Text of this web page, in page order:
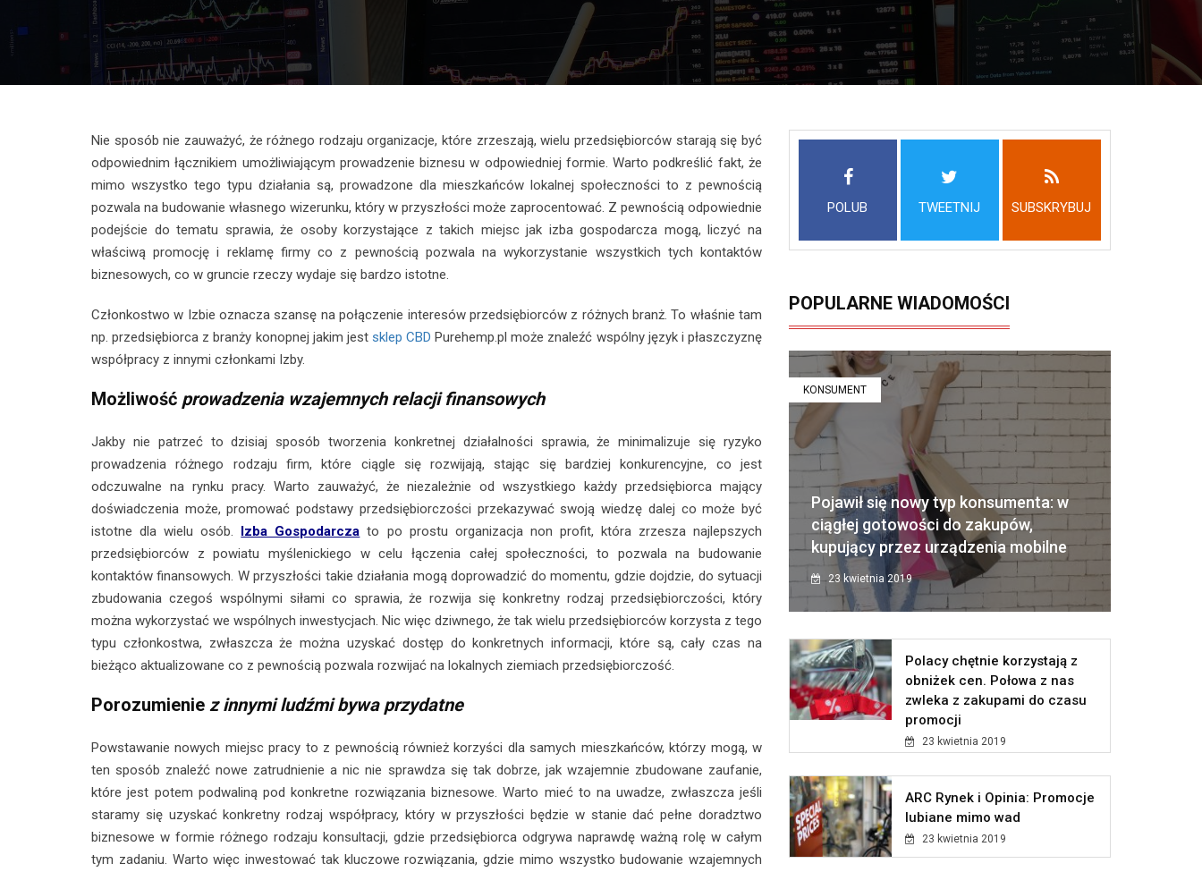
Nie sposób nie zauważyć, że różnego rodzaju organizacje, które zrzeszają, wielu przedsiębiorców starają się być
odpowiednim łącznikiem umożliwiającym prowadzenie biznesu w odpowiedniej formie. Warto podkreślić fakt, że
mimo wszystko tego typu działania są, prowadzone dla mieszkańców lokalnej społeczności to z pewnością
pozwala na budowanie własnego wizerunku, który w przyszłości może zaprocentować. Z pewnością odpowiednie
podejście do tematu sprawia, że osoby korzystające z takich miejsc jak izba gospodarcza mogą, liczyć na
właściwą promocję i reklamę firmy co z pewnością pozwala na wykorzystanie wszystkich tych kontaktów
biznesowych, co w gruncie rzeczy wydaje się bardzo istotne.
Członkostwo w Izbie oznacza szansę na połączenie interesów przedsiębiorców z różnych branż. To właśnie tam
np. przedsiębiorca z branży konopnej jakim jest sklep CBD Purehemp.pl może znaleźć wspólny język i płaszczyznę
współpracy z innymi członkami Izby.
Możliwość prowadzenia wzajemnych relacji finansowych
Jakby nie patrzeć to dzisiaj sposób tworzenia konkretnej działalności sprawia, że minimalizuje się ryzyko
prowadzenia różnego rodzaju firm, które ciągle się rozwijają, stając się bardziej konkurencyjne, co jest
odczuwalne na rynku pracy. Warto zauważyć, że niezależnie od wszystkiego każdy przedsiębiorca mający
doświadczenia może, promować podstawy przedsiębiorczości przekazywać swoją wiedzę dalej co może być
istotne dla wielu osób. Izba Gospodarcza to po prostu organizacja non profit, która zrzesza najlepszych
przedsiębiorców z powiatu myślenickiego w celu łączenia całej społeczności, to pozwala na budowanie
kontaktów finansowych. W przyszłości takie działania mogą doprowadzić do momentu, gdzie dojdzie, do sytuacji
zbudowania czegoś wspólnymi siłami co sprawia, że rozwija się konkretny rodzaj przedsiębiorczości, który
można wykorzystać we wspólnych inwestycjach. Nic więc dziwnego, że tak wielu przedsiębiorców korzysta z tego
typu członkostwa, zwłaszcza że można uzyskać dostęp do konkretnych informacji, które są, cały czas na
bieżąco aktualizowane co z pewnością pozwala rozwijać na lokalnych ziemiach przedsiębiorczość.
​​​​​​​Porozumienie z innymi ludźmi bywa przydatne
Powstawanie nowych miejsc pracy to z pewnością również korzyści dla samych mieszkańców, którzy mogą, w
ten sposób znaleźć nowe zatrudnienie a nic nie sprawdza się tak dobrze, jak wzajemnie zbudowane zaufanie,
które jest potem podwaliną pod konkretne rozwiązania biznesowe. Warto mieć to na uwadze, zwłaszcza jeśli
staramy się uzyskać konkretny rodzaj współpracy, który w przyszłości będzie w stanie dać pełne doradztwo
biznesowe w formie różnego rodzaju konsultacji, gdzie przedsiębiorca odgrywa naprawdę ważną rolę w całym
tym zadaniu. Warto więc inwestować tak kluczowe rozwiązania, gdzie mimo wszystko budowanie wzajemnych
POLUB TWEETNIJ SUBSKRYBUJ
POPULARNE WIADOMOŚCI
KONSUMENT
Pojawił się nowy typ konsumenta: w
ciągłej gotowości do zakupów,
kupujący przez urządzenia mobilne
23 kwietnia 2019
Polacy chętnie korzystają z
obniżek cen. Połowa z nas
zwleka z zakupami do czasu
promocji
23 kwietnia 2019
ARC Rynek i Opinia: Promocje
lubiane mimo wad
23 kwietnia 2019